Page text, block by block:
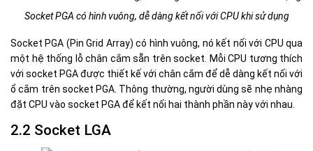
Socket PGA có hình vuông, dễ dàng kết nối với CPU khi sử dụng
Socket PGA (Pin Grid Array) có hình vuông, nó kết nối với CPU qua
một hệ thống lỗ chân cắm sẵn trên socket. Mỗi CPU tương thích
với socket PGA được thiết kế với chân cắm để dễ dàng kết nối với
ổ cắm trên socket PGA. Thông thường, người dùng sẽ nhẹ nhàng
đặt CPU vào socket PGA để kết nối hai thành phần này với nhau.
2.2 Socket LGA